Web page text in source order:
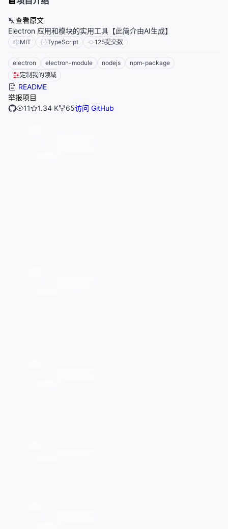
查看原文
Electron 应用和模块的实用工具【此简介由AI生成】
MIT TypeScript 125提交数
electron electron-module nodejs
npm-package
定制我的领域
README
举报项目
11
1.34 K 65访问 GitHub